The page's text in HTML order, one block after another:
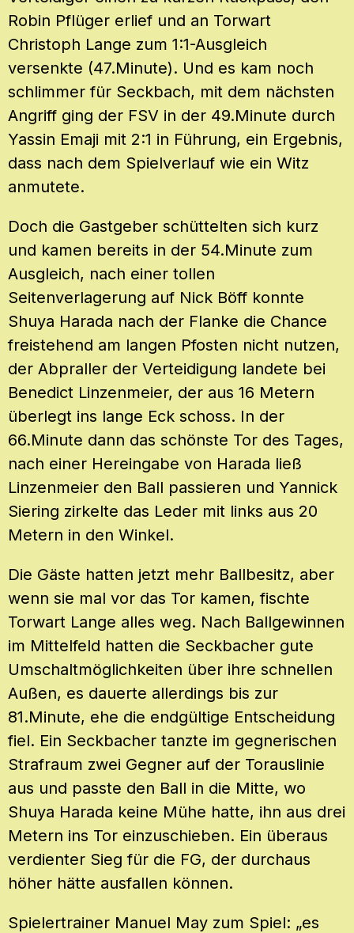
Robin Pflüger erlief und an Torwart
Christoph Lange zum 1:1-Ausgleich
versenkte (47.Minute). Und es kam noch
schlimmer für Seckbach, mit dem nächsten
Angriff ging der FSV in der 49.Minute durch
Yassin Emaji mit 2:1 in Führung, ein Ergebnis,
dass nach dem Spielverlauf wie ein Witz
anmutete.
Doch die Gastgeber schüttelten sich kurz
und kamen bereits in der 54.Minute zum
Ausgleich, nach einer tollen
Seitenverlagerung auf Nick Böff konnte
Shuya Harada nach der Flanke die Chance
freistehend am langen Pfosten nicht nutzen,
der Abpraller der Verteidigung landete bei
Benedict Linzenmeier, der aus 16 Metern
überlegt ins lange Eck schoss. In der
66.Minute dann das schönste Tor des Tages,
nach einer Hereingabe von Harada ließ
Linzenmeier den Ball passieren und Yannick
Siering zirkelte das Leder mit links aus 20
Metern in den Winkel.
Die Gäste hatten jetzt mehr Ballbesitz, aber
wenn sie mal vor das Tor kamen, fischte
Torwart Lange alles weg. Nach Ballgewinnen
im Mittelfeld hatten die Seckbacher gute
Umschaltmöglichkeiten über ihre schnellen
Außen, es dauerte allerdings bis zur
81.Minute, ehe die endgültige Entscheidung
fiel. Ein Seckbacher tanzte im gegnerischen
Strafraum zwei Gegner auf der Torauslinie
aus und passte den Ball in die Mitte, wo
Shuya Harada keine Mühe hatte, ihn aus drei
Metern ins Tor einzuschieben. Ein überaus
verdienter Sieg für die FG, der durchaus
höher hätte ausfallen können.
Spielertrainer Manuel May zum Spiel: „es